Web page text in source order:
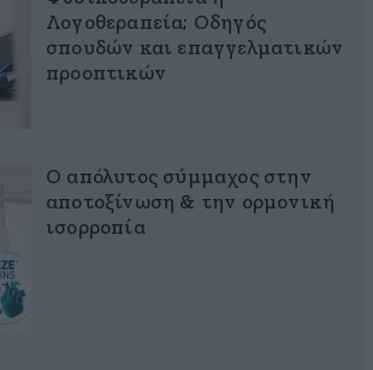
Λογοθεραπεία; Οδηγός
σπουδών και επαγγελματικών
προοπτικών
Ο απόλυτος σύμμαχος στην
αποτοξίνωση & την ορμονική
ισορροπία